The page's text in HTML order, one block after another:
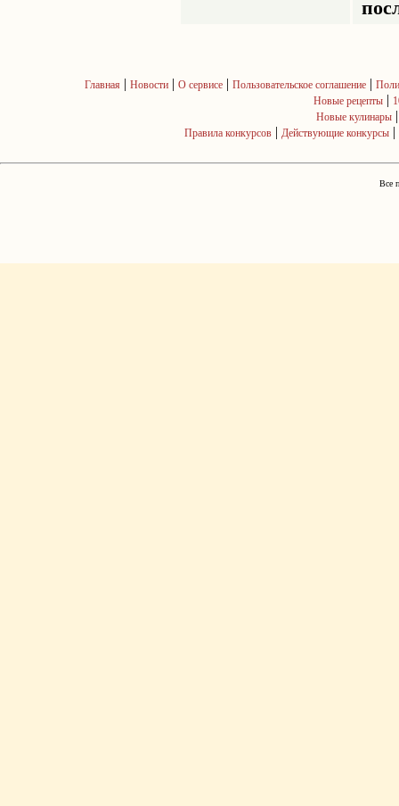
Главная | Новости| О сервисе| Пользовательское соглашение|
Новые рецепты |
Новые кулинары
Правила конкурсов | Действующие конкурсы |
Все